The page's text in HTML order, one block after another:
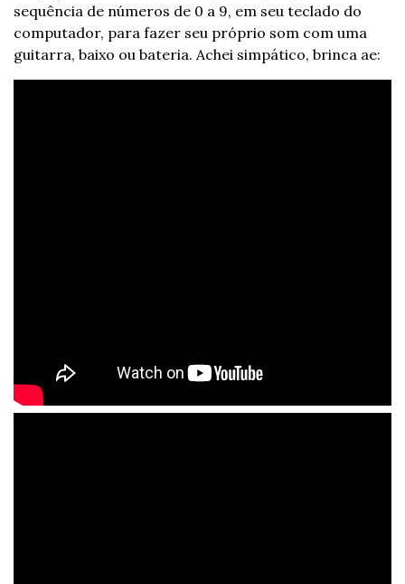
sequência de números de 0 a 9, em seu teclado do
computador, para fazer seu próprio som com uma
guitarra, baixo ou bateria. Achei simpático, brinca ae: